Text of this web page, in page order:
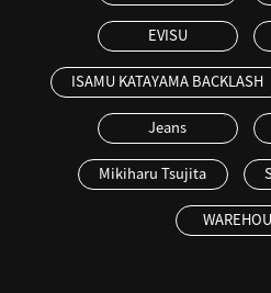
EVISU
ISAMU KATAYAMA BACKLASH
Jeans
Mikiharu Tsujita